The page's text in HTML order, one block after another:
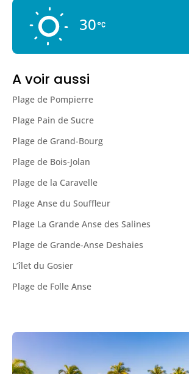
30
A voir aussi
Plage de Pompierre
Plage Pain de Sucre
Plage de Grand-Bourg
Plage de Bois-Jolan
Plage de la Caravelle
Plage Anse du Souffleur
Plage La Grande Anse des Salines
Plage de Grande-Anse Deshaies
L’îlet du Gosier
Plage de Folle Anse